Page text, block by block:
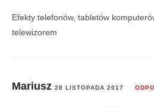
Efekty telefonów, tabletów
telewizorem
Mariusz 28 LISTOPADA 2017